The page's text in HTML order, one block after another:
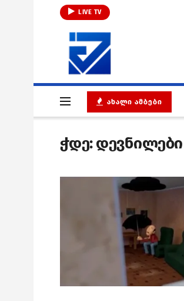
LIVE TV
ᲐᲮᲐᲚᲘ ᲐᲛᲑᲔᲑᲘ
ჭდე:დევნილები